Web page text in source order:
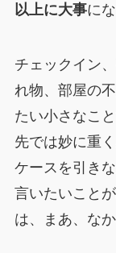
以上に大事に
チェックイン
れ物、部屋の
たい小さなこ
先では妙に重
ケースを引き
言いたいこと
は、まあ、な